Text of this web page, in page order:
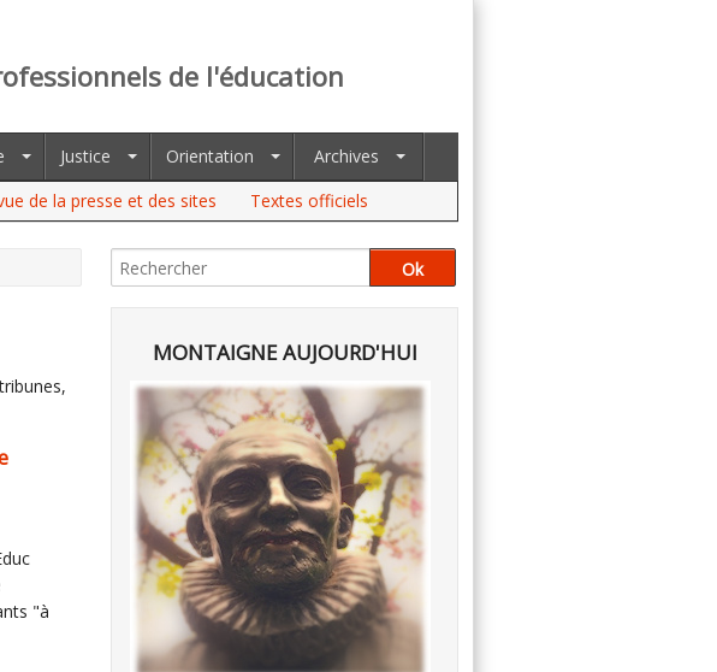
de l'éducation
Justice Orientation
Archives
de la presse et des sites Textes officiels
"à
MONTAIGNE AUJOURD'HUI